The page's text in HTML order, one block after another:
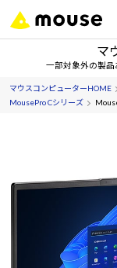
マ
一部対象外の製品
マウスコンピューターHOME
MousePro Cシリーズ